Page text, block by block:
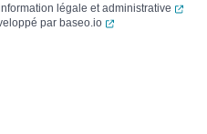
légale et administrative
par baseo.io (ouverture dans un